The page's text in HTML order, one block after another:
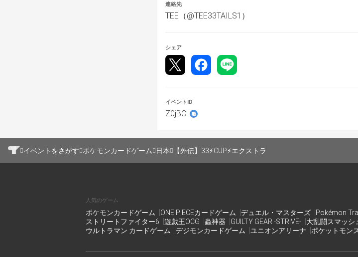
エクストラ
⚫︎参加者16名以下の場合
スイスドロー方式（4回戦固定）
スイスドロー方式（5回戦固定）
・試合時間
25分間
う。それでも決着がつかなかった場合は「両者負け
連絡先
TEE（@TEE33TAILS1）
シェア
イベントID
Z0jBC
イベントをさがす ポケモンカードゲーム 日本 【外伝】33⚡️CUP⚡️エクストラ
人気のゲーム
ポケモンカードゲーム ONE PIECEカードゲーム デュエル・マスターズ Pokémon
ストリートファイター6
遊戯王OCG 蟲神器 GUILTY GEAR -STRIVE- 大乱闘スマッシ
ウルトラマン カードゲーム
デジモンカードゲーム ユニオンアリーナ ポケットモン